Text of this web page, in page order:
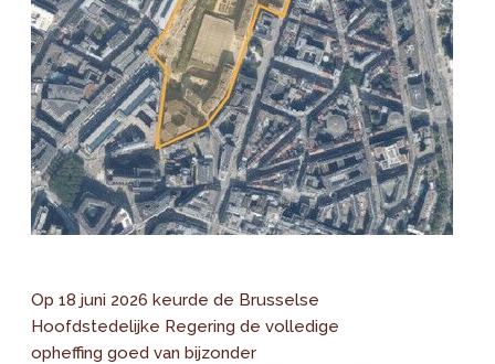
Op 18 juni 2026 keurde de Brusselse
Hoofdstedelijke Regering de volledige
opheffing goed van bijzonder